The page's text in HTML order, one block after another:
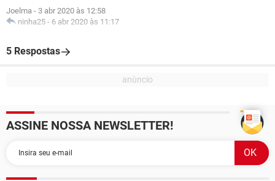
Joelma - 3 abr 2020 às 12:58
ninha25 - 6 abr 2020 às 11:17
5 Respostas
ASSINE NOSSA NEWSLETTER!